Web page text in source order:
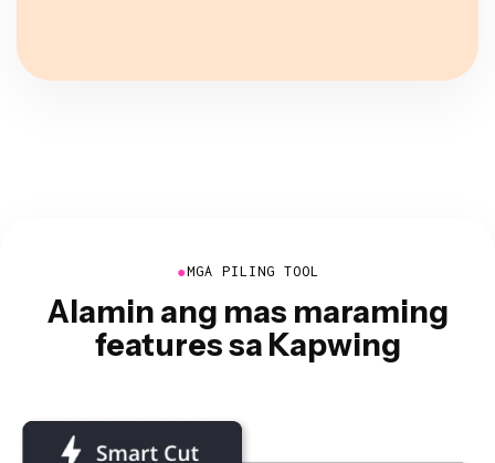
●MGA PILING TOOL
Alamin ang mas maraming
features sa Kapwing